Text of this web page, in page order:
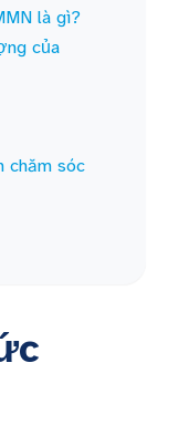
là gì?
của
chăm sóc